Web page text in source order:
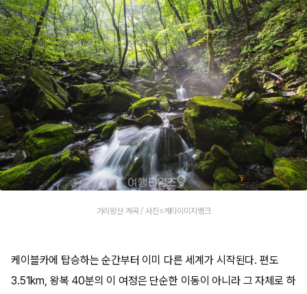
가리왕산 계곡 / 사진=게티이미지뱅크
케이블카에 탑승하는 순간부터 이미 다른 세계가 시작된다. 편도
3.51km, 왕복 40분의 이 여정은 단순한 이동이 아니라 그 자체로 하